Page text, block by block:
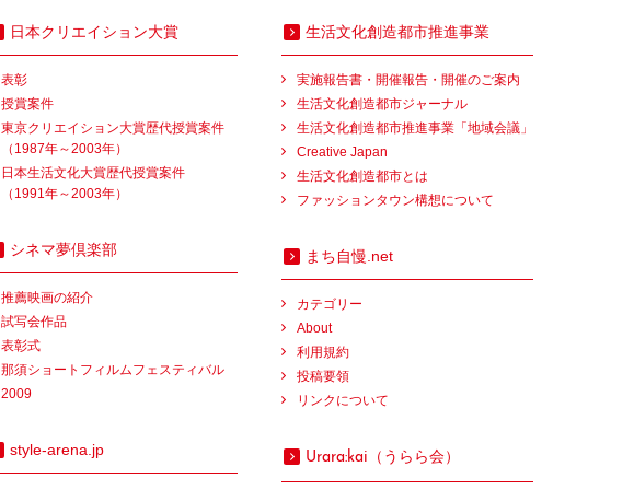
日本クリエイション大賞
表彰
授賞案件
東京クリエイション大賞歴代授賞案件
（1987年～2003年）
日本生活文化大賞歴代授賞案件
（1991年～2003年）
シネマ夢倶楽部
推薦映画の紹介
試写会作品
表彰式
那須ショートフィルムフェスティバル
2009
style-arena.jp
生活文化創造都市推進事業
実施報告書・開催報告・開催のご案内
生活文化創造都市ジャーナル
生活文化創造都市推進事業「地域会議」
Creative Japan
生活文化創造都市とは
ファッションタウン構想について
まち自慢.net
カテゴリー
About
利用規約
投稿要領
リンクについて
Urara:kai （うらら会）